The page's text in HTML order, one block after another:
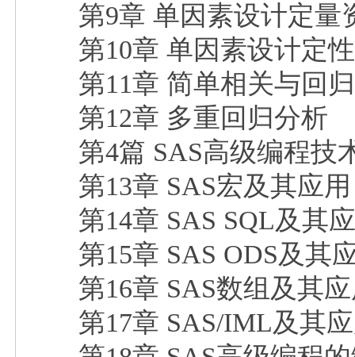
第9章 单因素设计定量
第10章 单因素设计定
第11章 简单相关与回
第12章 多重回归分析
第4篇 SAS高级编程技
第13章 SAS宏及其应用
第14章 SAS SQL及其
第15章 SAS ODS及其
第16章 SAS数组及其
第17章 SAS/IML及其